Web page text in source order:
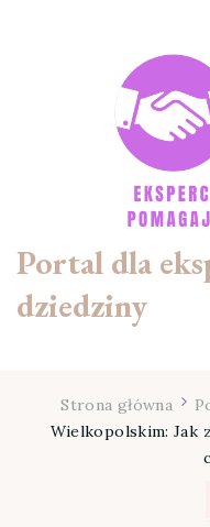
Portal dla
dziedziny
Strona główna
Wielkopolskim: Jak